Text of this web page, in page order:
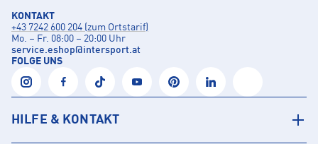
KONTAKT
+43 7242 600 204 (zum Ortstarif)
Mo. – Fr. 08:00 – 20:00 Uhr
service.eshop@intersport.at
FOLGE UNS
HILFE & KONTAKT